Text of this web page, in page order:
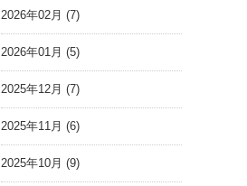
2026年02月 (7)
2026年01月 (5)
2025年12月 (7)
2025年11月 (6)
2025年10月 (9)